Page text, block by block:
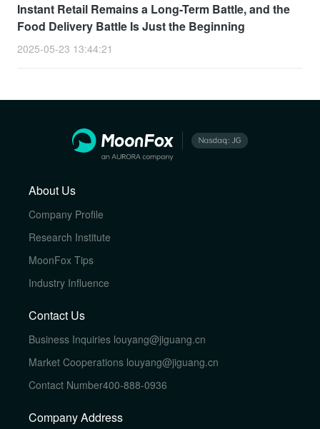
Instant Retail Remains a Long-Term Battle, and the
Food Delivery Battle Is Just the Beginning
2025-05-23 13:44:21
About Us
Company Profile
Research Institute
MoonFox Tips
Industry Influence
Contact Us
Business Inquiries louyang@jiguang.cn
Market Cooperations louyang@jiguang.cn
Contact Number400-888-0936
Company Address